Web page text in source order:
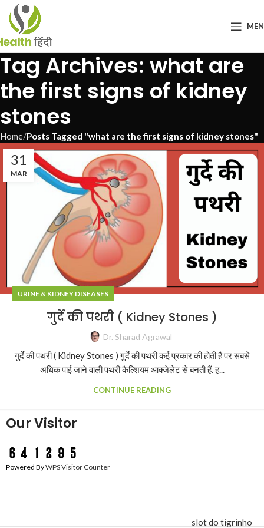
Tag Archives: what are
the first signs of kidney
stones
Home Posts Tagged "what are the first signs of kidney stones"
31
MAR
URINE & KIDNEY DISEASES
गुर्दे की पथरी ( Kidney Stones )
Dr. Sharad Agrawal
गुर्दे की पथरी ( Kidney Stones ) गुर्दे की पथरी कई प्रकार की होती हैं पर सबसे
अधिक पाई जाने वाली पथरी कैल्शियम आक्जेलेट से बनती हैं. ह...
CONTINUE READING
Our Visitor
Powered ByWPS Visitor Counter
slot do tigrinho